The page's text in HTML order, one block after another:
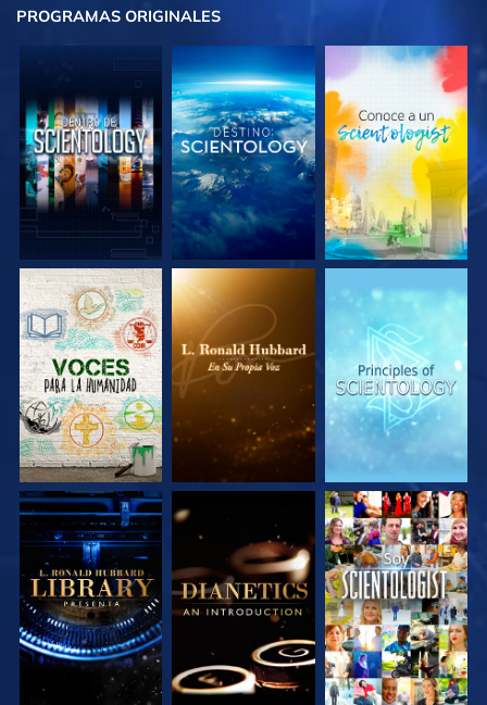
PROGRAMAS ORIGINALES
EXPLORA LAS
SERIES
EXPLORA LAS
SERIES
EXPLORA LAS
SERIES
EXPLORA LAS
SERIES
EXPLORA LAS
SERIES
VE